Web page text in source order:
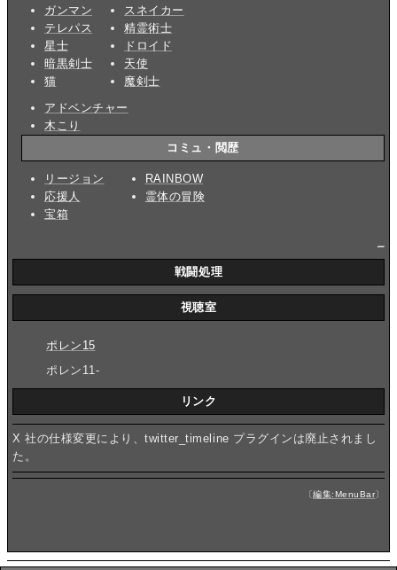
ガンマン
テレパス
星士
暗黒剣士
猫
スネイカー
精霊術士
ドロイド
天使
魔剣士
アドベンチャー
木こり
コミュ・閲歴
リージョン
応援人
宝箱
RAINBOW
霊体の冒険
戦闘処理
視聴室
ポレン15
ポレン11-
リンク
X 社の仕様変更により、twitter_timeline プラグインは廃止されまし
た。
〔編集:MenuBar〕